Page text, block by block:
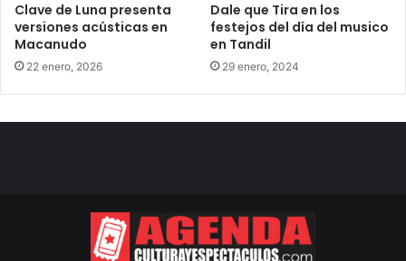
Clave de Luna presenta
versiones acústicas en
Macanudo
22 enero, 2026
Dale que Tira en los
festejos del día del musico
en Tandil
29 enero, 2024